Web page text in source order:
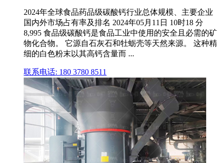
2024年全球食品药品级碳酸钙行业总体规模、主要企业
国内外市场占有率及排名 2024年05月11日 10时18 分
8,995 食品级碳酸钙是食品工业中使用的安全且必需的矿
物化合物。 它源自石灰石和牡蛎壳等天然来源。 这种精
细的白色粉末以其高钙含量而 ...
联系电话: 180 3780 8511